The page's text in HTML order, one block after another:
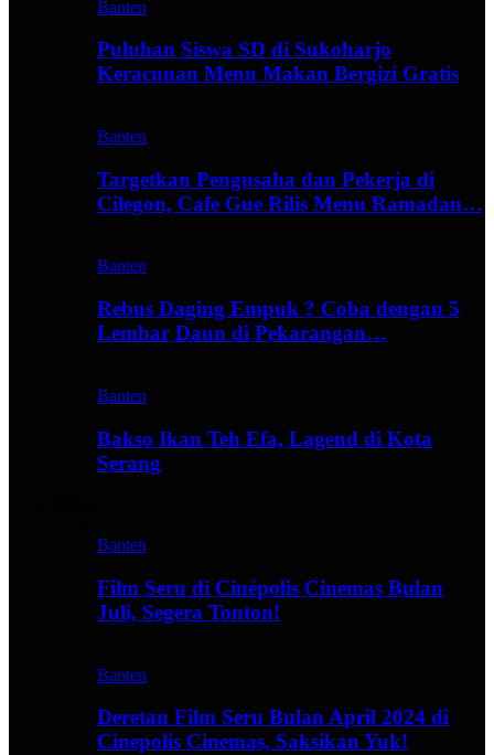
Banten
Puluhan Siswa SD di Sukoharjo
Keracunan Menu Makan Bergizi Gratis
Banten
Targetkan Pengusaha dan Pekerja di
Cilegon, Cafe Gue Rilis Menu Ramadan…
Banten
Rebus Daging Empuk ? Coba dengan 5
Lembar Daun di Pekarangan…
Banten
Bakso Ikan Teh Efa, Lagend di Kota
Serang
Banten
Film Seru di Cinépolis Cinemas Bulan
Juli, Segera Tonton!
Banten
Deretan Film Seru Bulan April 2024 di
Cinepolis Cinemas, Saksikan Yuk!